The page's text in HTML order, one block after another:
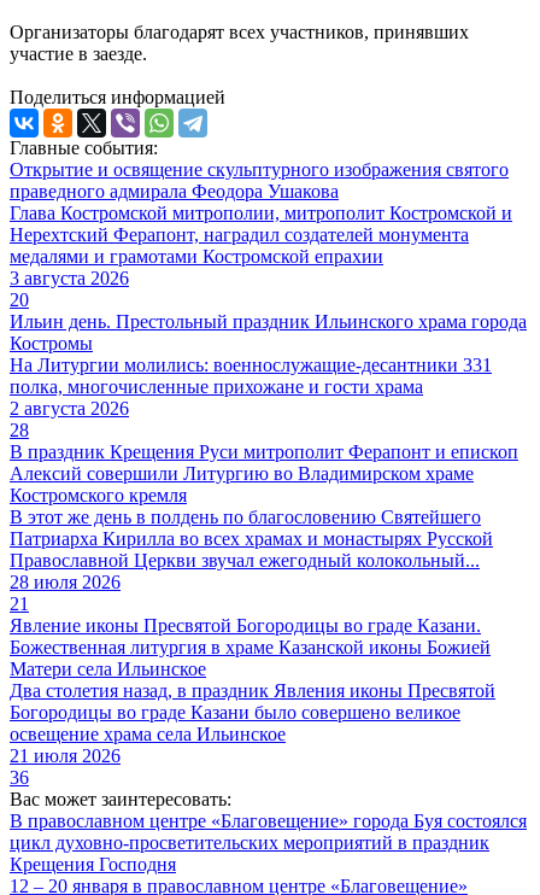
Организаторы благодарят всех участников, принявших
участие в заезде.
Поделиться информацией
Главные события:
Открытие и освящение скульптурного изображения святого
праведного адмирала Феодора Ушакова
Глава Костромской митрополии, митрополит Костромской и
Нерехтский Ферапонт, наградил создателей монумента
медалями и грамотами Костромской епрахии
3 августа 2026
20
Ильин день. Престольный праздник Ильинского храма города
Костромы
На Литургии молились: военнослужащие-десантники 331
полка, многочисленные прихожане и гости храма
2 августа 2026
28
В праздник Крещения Руси митрополит Ферапонт и епископ
Алексий совершили Литургию во Владимирском храме
Костромского кремля
В этот же день в полдень по благословению Святейшего
Патриарха Кирилла во всех храмах и монастырях Русской
Православной Церкви звучал ежегодный колокольный...
28 июля 2026
21
Явление иконы Пресвятой Богородицы во граде Казани.
Божественная литургия в храме Казанской иконы Божией
Матери села Ильинское
Два столетия назад, в праздник Явления иконы Пресвятой
Богородицы во граде Казани было совершено великое
освещение храма села Ильинское
21 июля 2026
36
Вас может заинтересовать:
В православном центре «Благовещение» города Буя состоялся
цикл духовно-просветительских мероприятий в праздник
Крещения Господня
12 – 20 января в православном центре «Благовещение»